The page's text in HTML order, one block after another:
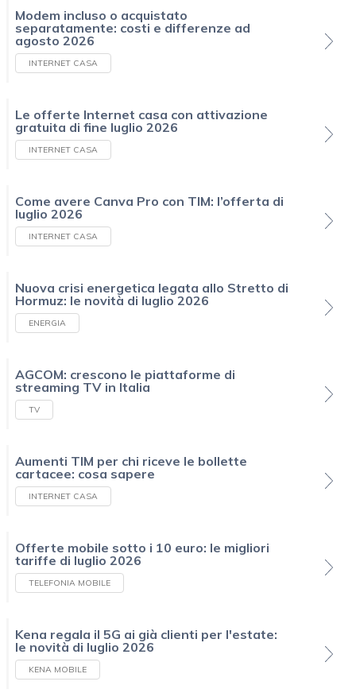
Modem incluso o acquistato
separatamente: costi e differenze ad
agosto 2026
INTERNET CASA
Le offerte Internet casa con attivazione
gratuita di fine luglio 2026
INTERNET CASA
Come avere Canva Pro con TIM: l’offerta di
luglio 2026
INTERNET CASA
Nuova crisi energetica legata allo Stretto di
Hormuz: le novità di luglio 2026
ENERGIA
AGCOM: crescono le piattaforme di
streaming TV in Italia
TV
Aumenti TIM per chi riceve le bollette
cartacee: cosa sapere
INTERNET CASA
Offerte mobile sotto i 10 euro: le migliori
tariffe di luglio 2026
TELEFONIA MOBILE
Kena regala il 5G ai già clienti per l'estate:
le novità di luglio 2026
KENA MOBILE